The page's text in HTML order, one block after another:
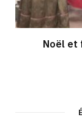
Noël et